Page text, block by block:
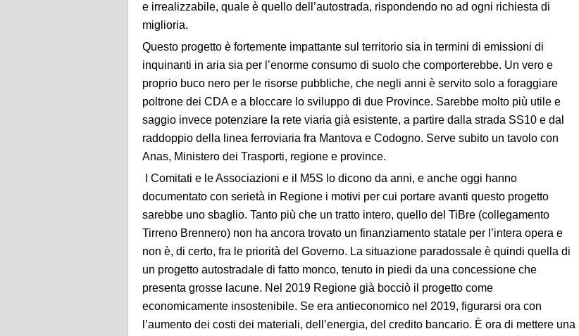
e irrealizzabile, quale è quello dell’autostrada, rispondendo no ad ogni richiesta di
miglioria.
Questo progetto è fortemente impattante sul territorio sia in termini di emissioni di
inquinanti in aria sia per l’enorme consumo di suolo che comporterebbe. Un vero e
proprio buco nero per le risorse pubbliche, che negli anni è servito solo a foraggiare
poltrone dei CDA e a bloccare lo sviluppo di due Province. Sarebbe molto più utile e
saggio invece potenziare la rete viaria già esistente, a partire dalla strada SS10 e dal
raddoppio della linea ferroviaria fra Mantova e Codogno. Serve subito un tavolo con
Anas, Ministero dei Trasporti, regione e province.
I Comitati e le Associazioni e il M5S lo dicono da anni, e anche oggi hanno
documentato con serietà in Regione i motivi per cui portare avanti questo progetto
sarebbe uno sbaglio. Tanto più che un tratto intero, quello del TiBre (collegamento
Tirreno Brennero) non ha ancora trovato un finanziamento statale per l’intera opera e
non è, di certo, fra le priorità del Governo. La situazione paradossale è quindi quella di
un progetto autostradale di fatto monco, tenuto in piedi da una concessione che
presenta grosse lacune. Nel 2019 Regione già bocciò il progetto come
economicamente insostenibile. Se era antieconomico nel 2019, figurarsi ora con
l’aumento dei costi dei materiali, dell’energia, del credito bancario. È ora di mettere una